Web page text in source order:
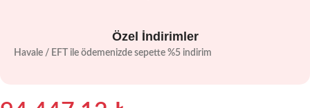
Özel İndirimler
Havale / EFT ile ödemenizde sepette %5 indirim